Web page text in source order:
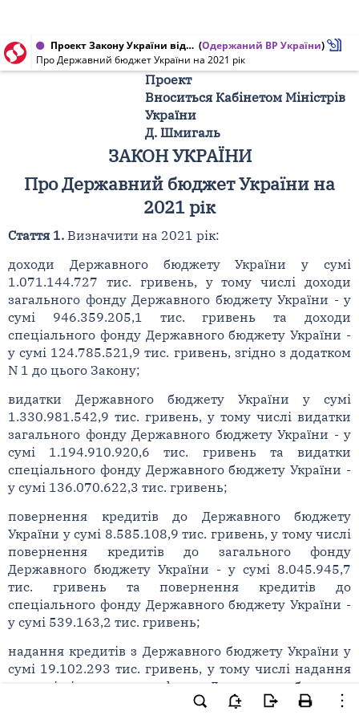
Проект Закону України від 14.09.2020 № 4000 (Одержаний ВР України)
Про Державний бюджет України на 2021 рік